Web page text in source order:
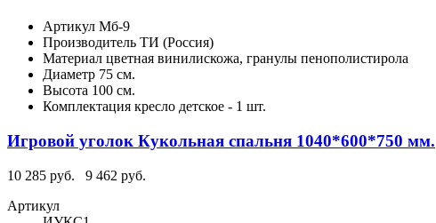
Артикул Мб-9
Производитель ТИ (Россия)
Материал цветная винилискожа, гранулы пенополистирола
Диаметр 75 см.
Высота 100 см.
Комплектация кресло детское - 1 шт.
Игровой уголок Кукольная спальня 1040*600*750 мм.
10 285 руб.
9 462 руб.
Артикул